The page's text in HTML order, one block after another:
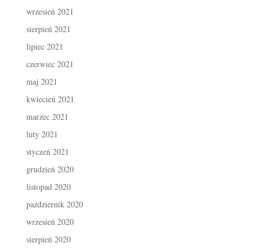
wrzesień 2021
sierpień 2021
lipiec 2021
czerwiec 2021
maj 2021
kwiecień 2021
marzec 2021
luty 2021
styczeń 2021
grudzień 2020
listopad 2020
październik 2020
wrzesień 2020
sierpień 2020